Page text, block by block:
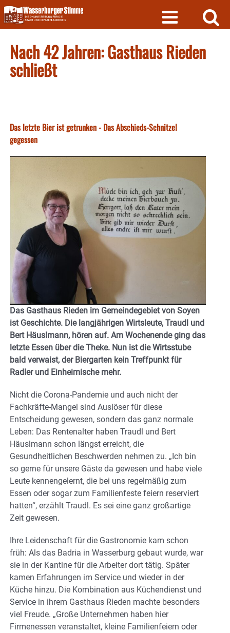
Skip
to
content
Nach 42 Jahren: Gasthaus Rieden
schließt
Das letzte Bier ist getrunken - Das Abschieds-Schnitzel
gegessen
Das Gasthaus Rieden im Gemeindegebiet von Soyen
ist Geschichte. Die langjährigen Wirtsleute, Traudl und
Bert Häuslmann, hören auf. Am Wochenende ging das
letzte Essen über die Theke. Nun ist die Wirtsstube
bald verwaist, der Biergarten kein Treffpunkt für
Radler und Einheimische mehr.
Nicht die Corona-Pandemie und auch nicht der
Fachkräfte-Mangel sind Auslöser für diese
Entscheidung gewesen, sondern das ganz normale
Leben: Das Rentenalter haben Traudl und Bert
Häuslmann schon längst erreicht, die
Gesundheitlichen Beschwerden nehmen zu. „Ich bin
so gerne für unsere Gäste da gewesen und habe viele
Leute kennengelernt, die bei uns regelmäßig zum
Essen oder sogar zum Familienfeste feiern reserviert
hatten“, erzählt Traudl. Es sei eine ganz großartige
Zeit gewesen.
Ihre Leidenschaft für die Gastronomie kam schon
früh: Als das Badria in Wasserburg gebaut wurde, war
sie in der Kantine für die Arbeiter dort tätig. Später
kamen Erfahrungen im Service und wieder in der
Küche hinzu. Die Kombination aus Küchendienst und
Service in ihrem Gasthaus Rieden machte besonders
viel Freude. „Große Unternehmen haben hier
Firmenessen veranstaltet, kleine Familienfeiern oder